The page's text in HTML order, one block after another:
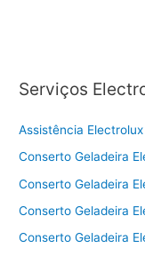
Mooca
Serviços
Assistência
Conserto Geladeira
Conserto Geladeira
Conserto Geladeira
Conserto Geladeira